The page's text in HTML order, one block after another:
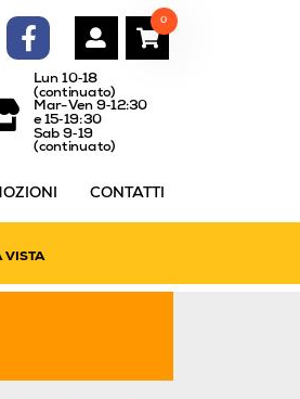
Lun 10‑18
(continuato)
Mar-Ven 9‑12:30
e 15‑19:30
Sab 9‑19
(continuato)
CONTATTI
0
VISTA